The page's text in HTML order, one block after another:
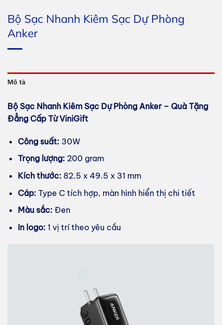
Bộ Sạc Nhanh Kiêm Sạc Dự Phòng
Anker
Mô tả
Bộ Sạc Nhanh Kiêm Sạc Dự Phòng Anker – Quà Tặng
Đẳng Cấp Từ ViniGift
Công suất: 30W
Trọng lượng: 200 gram
Kích thước: 82.5 x 49.5 x 31 mm
Cáp: Type C tích hợp, màn hình hiển thị chi tiết
Màu sắc: Đen
In logo: 1 vị trí theo yêu cầu